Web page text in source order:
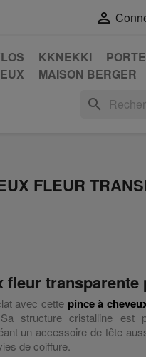

KKNEKKI
MAISON BERGER
search
FLEUR
fleur transparente
avec cette pince à
structure cristalline est
un accessoire de tête
de coiffure.